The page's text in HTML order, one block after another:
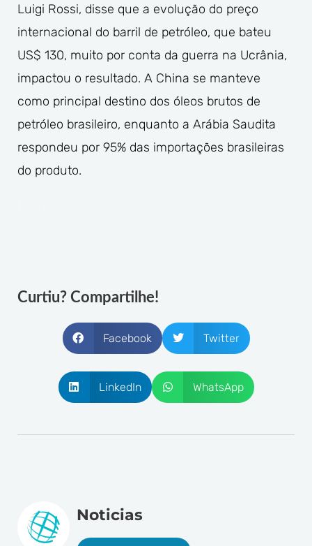
Luigi Rossi, disse que a evolução do preço
internacional do barril de petróleo, que bateu
US$ 130, muito por conta da guerra na Ucrânia,
impactou o resultado. A China se manteve
como principal destino dos óleos brutos de
petróleo brasileiro, enquanto a Arábia Saudita
respondeu por 95% das importações brasileiras
do produto.
Curtiu? Compartilhe!
Facebook Twitter
LinkedIn WhatsApp
Noticias